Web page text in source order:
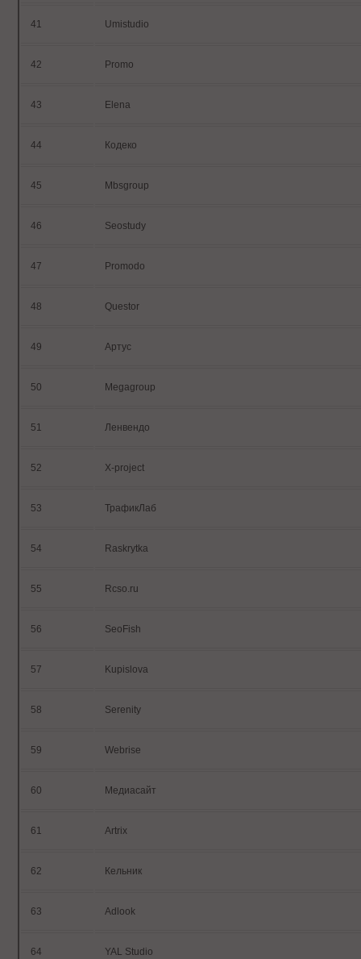
41 Umistudio
42 Promo
43 Elena
44 Кодеко
45 Mbsgroup
46 Seostudy
47 Promodo
48 Questor
49 Артус
50 Megagroup
51 Ленвендо
52 X-project
53 ТрафикЛаб
54 Raskrytka
55 Rcso.ru
56 SeoFish
57 Kupislova
58 Serenity
59 Webrise
60 Медиасайт
61 Artrix
62 Кельник
63 Adlook
64 YAL Studio